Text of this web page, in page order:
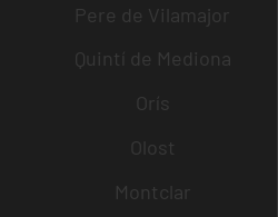
Pere de Vilamajor
Quintí de Mediona
Orís
Olost
Montclar